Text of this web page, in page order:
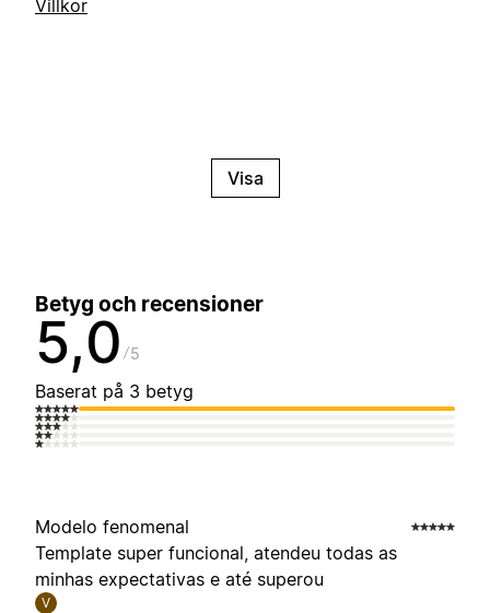
Villkor
Visa
Betyg och recensioner
5,0 5
Baserat på 3 betyg
Modelo fenomenal
Template super funcional, atendeu todas as
minhas expectativas e até superou
V